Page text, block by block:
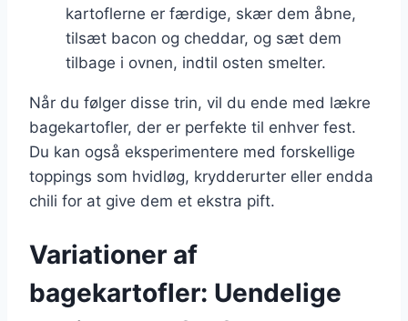
kartoflerne er færdige, skær dem åbne,
tilsæt bacon og cheddar, og sæt dem
tilbage i ovnen, indtil osten smelter.
Når du følger disse trin, vil du ende med lækre
bagekartofler, der er perfekte til enhver fest.
Du kan også eksperimentere med forskellige
toppings som hvidløg, krydderurter eller endda
chili for at give dem et ekstra pift.
Variationer af
bagekartofler: Uendelige